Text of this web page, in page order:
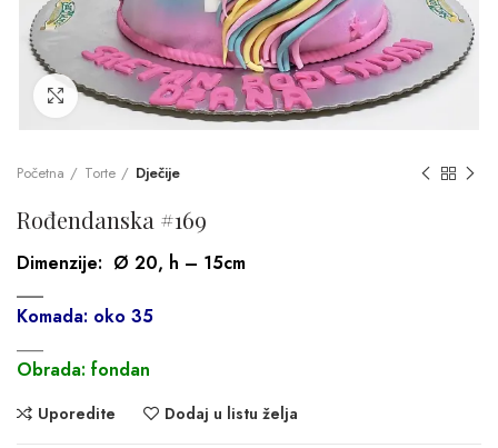
Click to enlarge
Početna Torte Dječije
Rođendanska #169
Dimenzije: Ø 20, h – 15cm
Komada: oko 35
Obrada: fondan
Uporedite Dodaj u listu želja